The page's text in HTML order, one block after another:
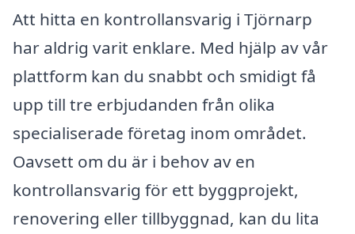
Att hitta en kontrollansvarig i Tjörnarp
har aldrig varit enklare. Med hjälp av vår
plattform kan du snabbt och smidigt få
upp till tre erbjudanden från olika
specialiserade företag inom området.
Oavsett om du är i behov av en
kontrollansvarig för ett byggprojekt,
renovering eller tillbyggnad, kan du lita